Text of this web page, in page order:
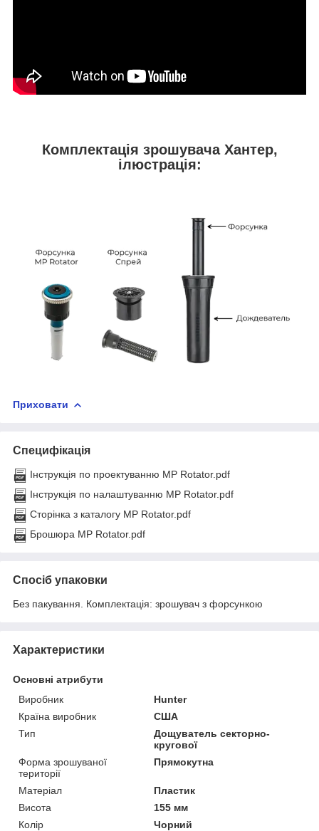
Комплектація зрошувача Хантер,
ілюстрація:
Приховати
Специфікація
Інструкція по проектуванню MP Rotator.pdf
Інструкція по налаштуванню MP Rotator.pdf
Сторінка з каталогу MP Rotator.pdf
Брошюра MP Rotator.pdf
Спосіб упаковки
Без пакування. Комплектація: зрошувач з форсункою
Характеристики
Основні атрибути
Виробник
Hunter
Країна виробник
США
Тип
Дощуватель секторно-
кругової
Форма зрошуваної
території
Прямокутна
Матеріал
Пластик
Висота
155 мм
Колір
Чорний